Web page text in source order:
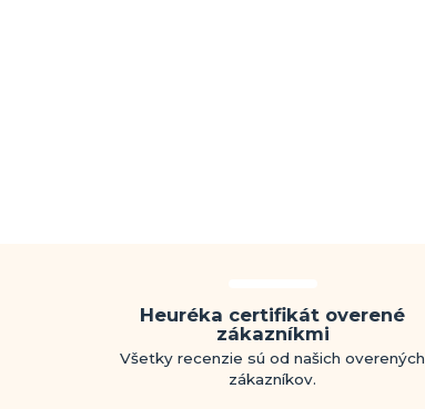
Heuréka certifikát overené
zákazníkmi
Všetky recenzie sú od našich overených
zákazníkov.